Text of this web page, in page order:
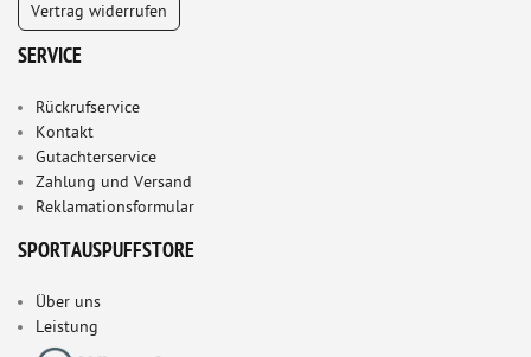
Vertrag widerrufen
SERVICE
Rückrufservice
Kontakt
Gutachterservice
Zahlung und Versand
Reklamationsformular
SPORTAUSPUFFSTORE
Über uns
Leistung